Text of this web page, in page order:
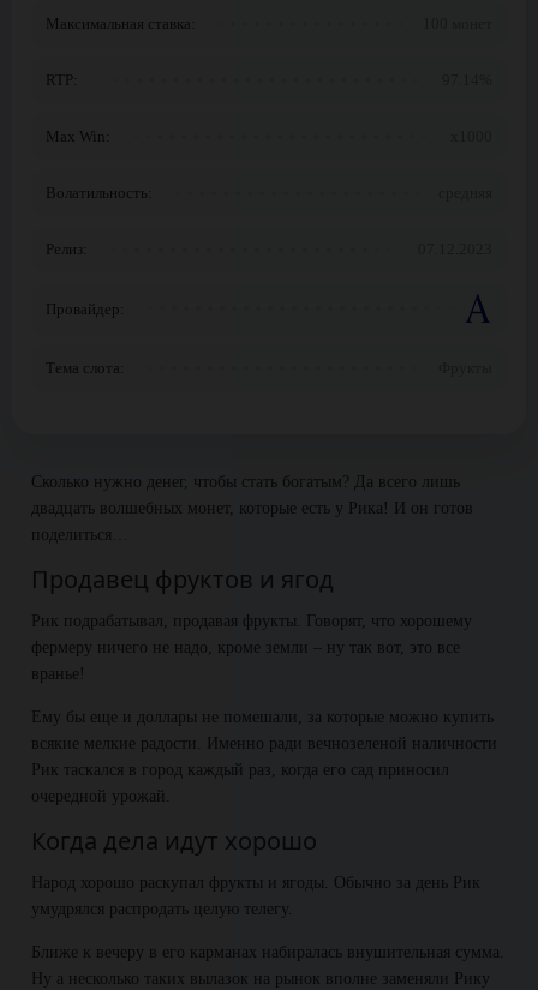
Максимальная ставка:
RTP:
Max Win:
Волатильность:
Релиз:
Провайдер:
Тема слота:
Сколько нужно денег, чтобы стать богатым? Да всего лишь
двадцать волшебных монет, которые есть у Рика! И он готов
поделиться…
Продавец фруктов и ягод
Рик подрабатывал, продавая фрукты. Говорят, что хорошему
фермеру ничего не надо, кроме земли – ну так вот, это все
вранье!
Ему бы еще и доллары не помешали, за которые можно купить
всякие мелкие радости. Именно ради вечнозеленой наличности
Рик таскался в город каждый раз, когда его сад приносил
очередной урожай.
Когда дела идут хорошо
Народ хорошо раскупал фрукты и ягоды. Обычно за день Рик
умудрялся распродать целую телегу.
Ближе к вечеру в его карманах набиралась внушительная сумма.
Ну а несколько таких вылазок на рынок вполне заменяли Рику